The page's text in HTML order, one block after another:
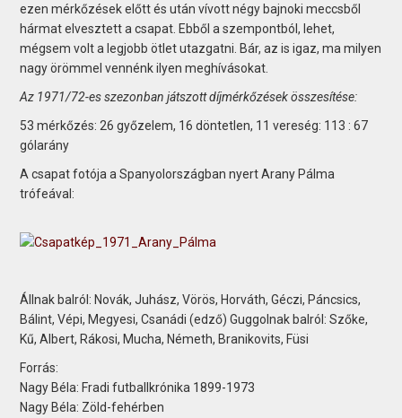
ezen mérkőzések előtt és után vívott négy bajnoki meccsből
hármat elvesztett a csapat. Ebből a szempontból, lehet,
mégsem volt a legjobb ötlet utazgatni. Bár, az is igaz, ma milyen
nagy örömmel vennénk ilyen meghívásokat.
Az 1971/72-es szezonban játszott díjmérkőzések összesítése:
53 mérkőzés: 26 győzelem, 16 döntetlen, 11 vereség: 113 : 67
gólarány
A csapat fotója a Spanyolországban nyert Arany Pálma
trófeával:
Állnak balról: Novák, Juhász, Vörös, Horváth, Géczi, Páncsics,
Bálint, Vépi, Megyesi, Csanádi (edző) Guggolnak balról: Szőke,
Kű, Albert, Rákosi, Mucha, Németh, Branikovits, Füsi
Forrás:
Nagy Béla: Fradi futballkrónika 1899-1973
Nagy Béla: Zöld-fehérben